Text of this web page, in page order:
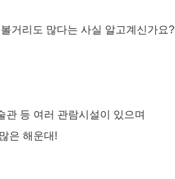
거리도 많다는 사실 알고계신가요?
관 등 여러 관람시설이 있으며
은 해운대!